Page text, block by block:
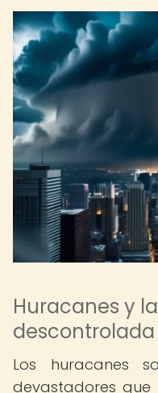
Huracanes y
descontrolada
Los huracanes
devastadores